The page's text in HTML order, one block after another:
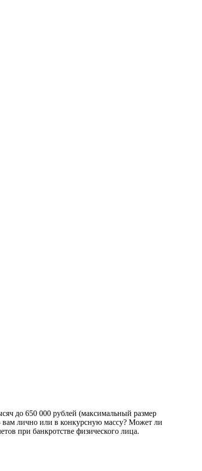
до 650 000 рублей (максимальный размер
вам лично или в конкурсную массу? Может ли
при банкротстве физического лица.